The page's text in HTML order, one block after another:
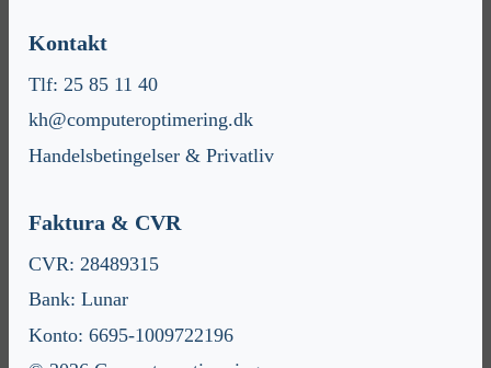
Kontakt
Tlf: 25 85 11 40
kh@computeroptimering.dk
Handelsbetingelser & Privatliv
Faktura & CVR
CVR: 28489315
Bank: Lunar
Konto: 6695-1009722196